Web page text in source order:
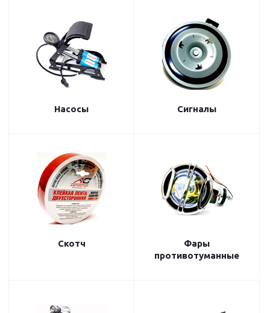
Насосы Сигналы
Скотч
Фары
противотуманные